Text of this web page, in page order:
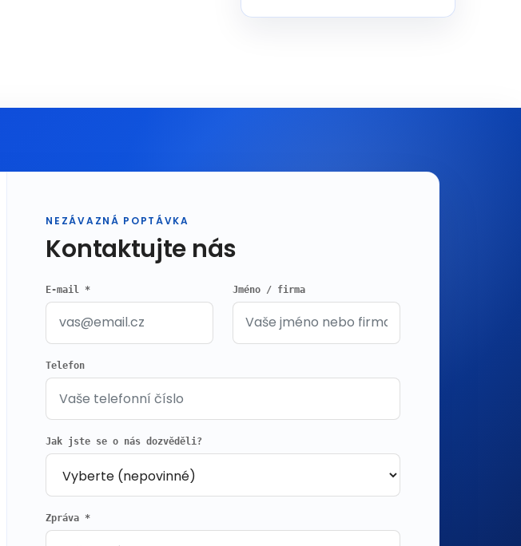
NEZÁVAZNÁ POPTÁVKA
Kontaktujte nás
E-mail * Jméno / firma
Telefon
Jak jste se o nás dozvěděli?
Zpráva *